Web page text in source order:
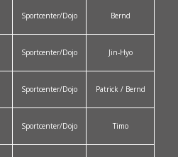
Sportcenter/Dojo Bernd
Sportcenter/Dojo Jin-Hyo
Sportcenter/Dojo Patrick / Bernd
Sportcenter/Dojo Timo